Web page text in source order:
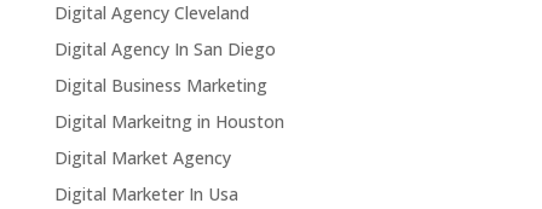
Digital Agency Cleveland
Digital Agency In San Diego
Digital Business Marketing
Digital Markeitng in Houston
Digital Market Agency
Digital Marketer In Usa